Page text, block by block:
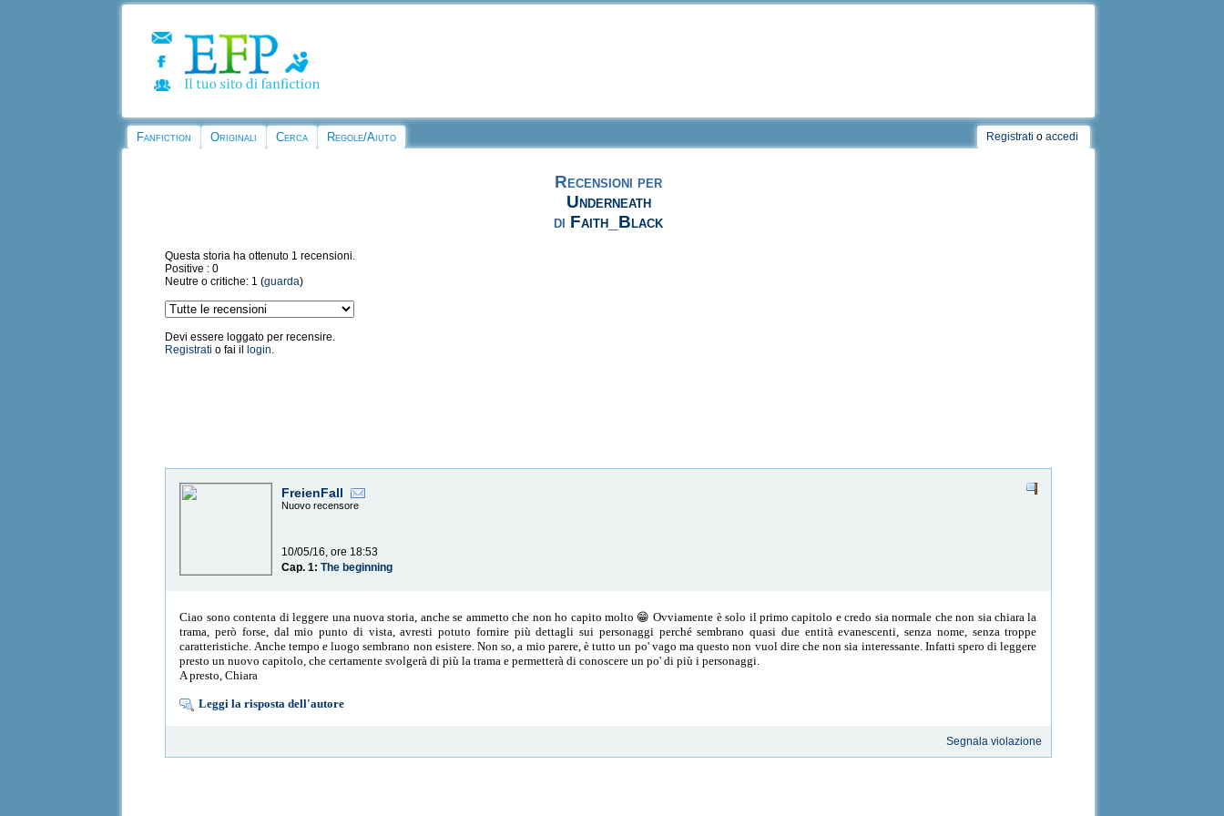
Fanfiction Originali Cerca Regole/Aiuto Registrati o accedi
Recensioni per
Underneath
di Faith_Black
Questa storia ha ottenuto 1 recensioni.
Positive : 0
Neutre o critiche: 1 (guarda)
Devi essere loggato per recensire.
Registrati o fai il login.
FreienFall
Nuovo recensore
10/05/16, ore 18:53
Cap. 1:The beginning
Ciao sono contenta di leggere una nuova storia, anche se ammetto che non ho capito molto 😁 Ovviamente è solo il primo capitolo e credo sia normale che non sia chiara la
trama, però forse, dal mio punto di vista, avresti potuto fornire più dettagli sui personaggi perché sembrano quasi due entità evanescenti, senza nome, senza troppe
caratteristiche. Anche tempo e luogo sembrano non esistere. Non so, a mio parere, è tutto un po' vago ma questo non vuol dire che non sia interessante. Infatti spero di leggere
presto un nuovo capitolo, che certamente svolgerà di più la trama e permetterà di conoscere un po' di più i personaggi.
A presto, Chiara
Leggi la risposta dell'autore
Segnala violazione